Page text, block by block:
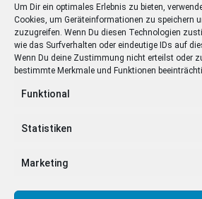
Um Dir ein optimales Erlebnis zu bieten,
Cookies, um Geräteinformationen zu speichern
zuzugreifen. Wenn Du diesen Technologien
wie das Surfverhalten oder eindeutige IDs auf
Wenn Du deine Zustimmung nicht erteilst oder
bestimmte Merkmale und Funktionen
Funktional
Statistiken
Marketing
EMPFOHLEN
STARS 4 years ago
Barbara
von “Verstehen Sie